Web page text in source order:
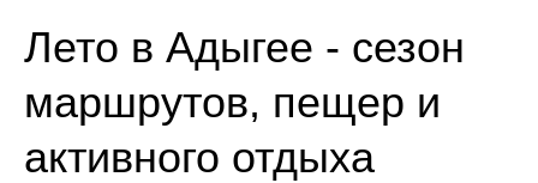
Лето в Адыгее - сезон
маршрутов, пещер и
активного отдыха